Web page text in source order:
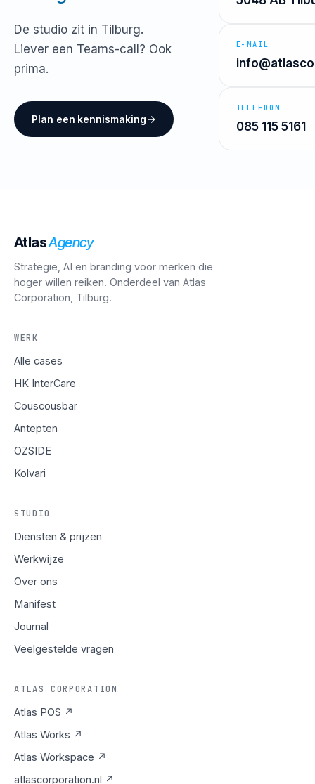
De studio zit in Tilburg.
Liever een Teams-call? Ook
prima.
Plan een kennismaking
E-MAIL
TELEFOON
085 115 5161
AtlasAgency
Strategie, AI en branding voor merken die
hoger willen reiken. Onderdeel van Atlas
Corporation, Tilburg.
WERK
Alle cases
HK InterCare
Couscousbar
Antepten
OZSIDE
Kolvari
STUDIO
Diensten & prijzen
Werkwijze
Over ons
Manifest
Journal
Veelgestelde vragen
ATLAS CORPORATION
Atlas POS ↗
Atlas Works ↗
Atlas Workspace ↗
atlascorporation.nl ↗